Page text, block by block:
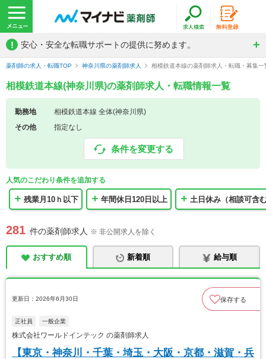
! 安心・安全な転職サポートの提供に努めます。
薬剤師の求人・転職TOP 神奈川県の薬剤師求人 相模鉄道本線の薬剤師求人・転職・募集一
相模鉄道本線(神奈川県)の薬剤師求人・転職情報一覧
勤務地
相模鉄道本線 全体(神奈川県)
その他
指定なし
条件を変更する
人気のこだわり条件を追加する
残業月10ｈ以下 年間休日120日以上 土日休み（相談可含
281 件の薬剤師求人 ※ 非公開求人を除く
おすすめ順 新着順 給与順
更新日：2026年6月30日 保存する
正社員 一般企業
株式会社ワールドインテック の薬剤師求人
【東京・神奈川・千葉・埼玉・大阪・京都・滋賀・兵